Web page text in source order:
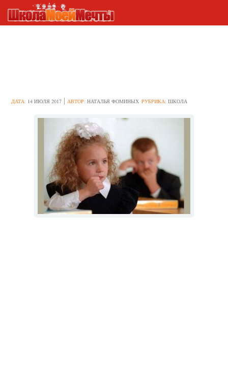
ДАТА: 14 ИЮЛЯ 2017 АВТОР:НАТАЛЬЯ ФОМИНЫХ РУБРИКА:ШКОЛА